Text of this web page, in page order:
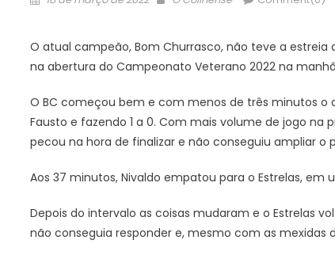
O atual campeão, Bom Churrasco, não teve a estreia
na abertura do Campeonato Veterano 2022 na
O BC começou bem e com menos de três minutos
Fausto e fazendo 1 a 0. Com mais volume de jogo
pecou na hora de finalizar e não conseguiu ampliar o
Aos 37 minutos, Nivaldo empatou para o Estrelas,
Depois do intervalo as coisas mudaram e o Estrelas
não conseguia responder e, mesmo com as mexidas